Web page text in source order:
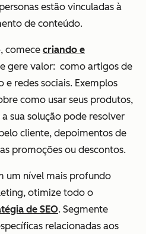
estão vinculadas à
de conteúdo.
comece criando e
gere valor: como artigos de
redes sociais. Exemplos
como usar seus produtos,
sua solução pode resolver
cliente, depoimentos de
promoções ou descontos.
um nível mais profundo
otimize todo o
de SEO. Segmente
relacionadas aos